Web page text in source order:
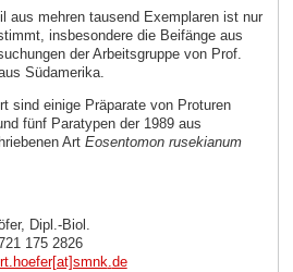
aus mehren tausend Exemplaren ist nur
insbesondere die Beifänge aus
der Arbeitsgruppe von Prof.
Südamerika.
sind einige Präparate von Proturen
fünf Paratypen der 1989 aus
Art Eosentomon rusekianum
Dipl.-Biol.
175 2826
.de